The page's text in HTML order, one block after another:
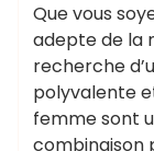
Que vous
adepte de la
recherche
polyvalente
femme sont
combinaison